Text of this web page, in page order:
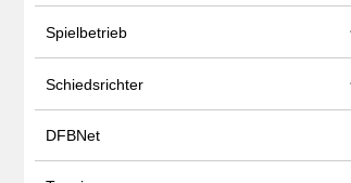
Spielbetrieb
Schiedsrichter
DFBNet